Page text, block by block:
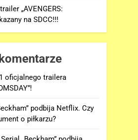
„AVENGERS:
na SDCC!!!
oficjalnego trailera
podbija Netflix. Czy
o piłkarzu?